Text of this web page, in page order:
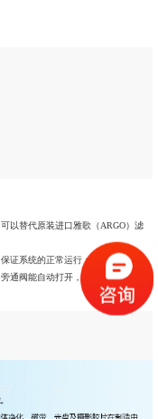
以替代原装进口雅歌（ARGO）滤
证系统的正常运行；
通阀能自动打开，保证系统正常运